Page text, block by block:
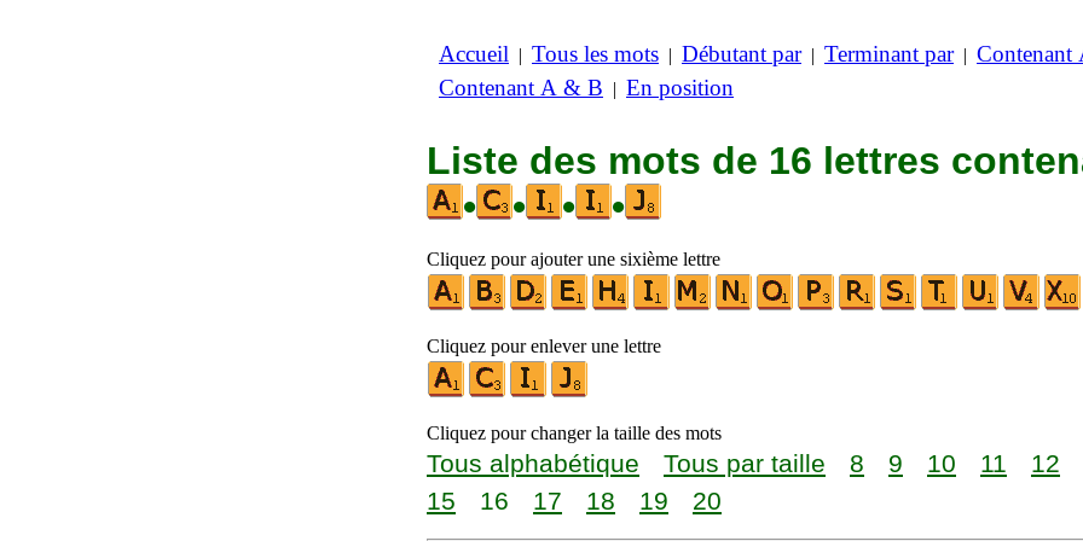
Accueil | Tous les mots | Débutant par| Terminant par| Contenant
Contenant A & B | En position
Liste des mots de 16 lettres
•
• • •
Cliquez pour ajouter une sixième lettre
Cliquez pour enlever une lettre
Cliquez pour changer la taille des mots
Tous alphabétique Tous par taille 8 9 10 11 12
15
16 17 18 19 20